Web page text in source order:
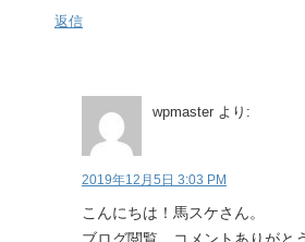
返信
wpmaster より:
2019年12月5日 3:03 PM
こんにちは！馬スケさん。